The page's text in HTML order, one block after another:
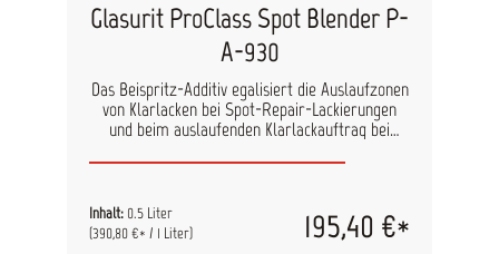
Glasurit ProClass Spot Blender P-
A-930
Das Beispritz-Additiv egalisiert die Auslaufzonen
von Klarlacken bei Spot-Repair-Lackierungen
und beim auslaufenden Klarlackauftrag bei
durch den Einsatz dieses Produktes besonders
Minimierung des Polieraufwands beim Lackfinish.
Inhalt: 0.5 Liter
(390,80 €* / 1 Liter)
195,40 €*